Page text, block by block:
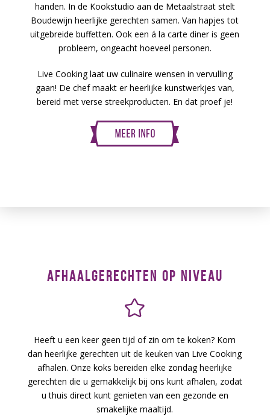
handen. In de Kookstudio aan de Metaalstraat stelt
Boudewijn heerlijke gerechten samen. Van hapjes tot
uitgebreide buffetten. Ook een á la carte diner is geen
probleem, ongeacht hoeveel personen.
Live Cooking laat uw culinaire wensen in vervulling
gaan! De chef maakt er heerlijke kunstwerkjes van,
bereid met verse streekproducten. En dat proef je!
AFHAALGERECHTEN OP NIVEAU
Heeft u een keer geen tijd of zin om te koken? Kom
dan heerlijke gerechten uit de keuken van Live Cooking
afhalen. Onze koks bereiden elke zondag heerlijke
gerechten die u gemakkelijk bij ons kunt afhalen, zodat
u thuis direct kunt genieten van een gezonde en
smakelijke maaltijd.